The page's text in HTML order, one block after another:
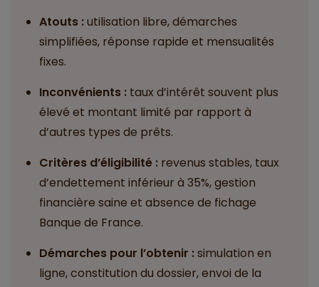
Atouts :utilisation libre, démarches
simplifiées, réponse rapide et mensualités
fixes.
Inconvénients : taux d’intérêt souvent plus
élevé et montant limité par rapport à
d’autres types de prêts.
Critères d’éligibilité : revenus stables, taux
d’endettement inférieur à 35%, gestion
financière saine et absence de fichage
Banque de France.
Démarches pour l’obtenir :simulation en
ligne, constitution du dossier, envoi de la